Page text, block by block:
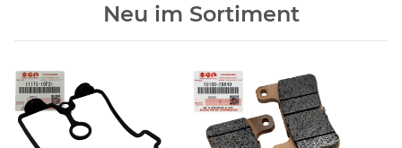
Neu im Sortiment